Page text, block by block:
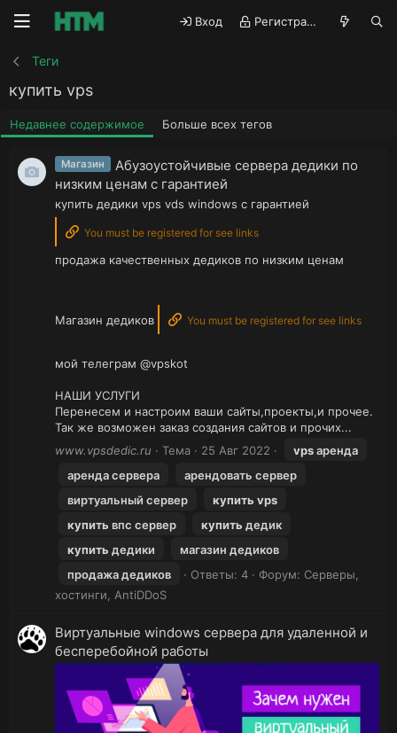
Вход Регистрация
Теги
купить vps
Недавнее содержимое Больше всех тегов
Магазин
Абузоустойчивые сервера дедики по
низким ценам с гарантией
купить дедики vps vds windows с гарантией
You must be registered for see links
продажа качественных дедиков по низким ценам
Магазин дедиков You must be registered for see links
мой телеграм @vpskot
НАШИ УСЛУГИ
Перенесем и настроим ваши сайты,проекты,и прочее.
Так же возможен заказ создания сайтов и прочих...
www.vpsdedic.ru
Тема 25 Авг 2022 vpsаренда
аренда сервера
арендовать сервер
виртуальный сервер
купить vps
купить впс сервер купить дедик
купить дедики
магазин дедиков
продажа дедиков
Ответы: 4 Форум: Серверы,
хостинги, AntiDDoS
Виртуальные windows сервера для удаленной и
бесперебойной работы